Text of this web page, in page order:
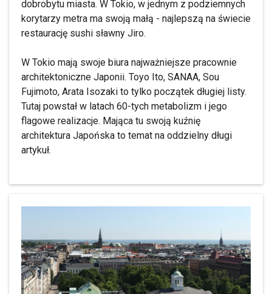
dobrobytu miasta. W Tokio, w jednym z podziemnych
korytarzy metra ma swoją małą - najlepszą na świecie
restaurację sushi sławny Jiro.
W Tokio mają swoje biura najważniejsze pracownie
architektoniczne Japonii. Toyo Ito, SANAA, Sou
Fujimoto, Arata Isozaki to tylko początek długiej listy.
Tutaj powstał w latach 60-tych metabolizm i jego
flagowe realizacje. Mająca tu swoją kuźnię
architektura Japońska to temat na oddzielny długi
artykuł.